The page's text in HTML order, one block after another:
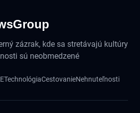
zázrak, kde sa stretávajú kultúry
sú neobmedzené
TechnológiaCestovanieNehnuteľnosti